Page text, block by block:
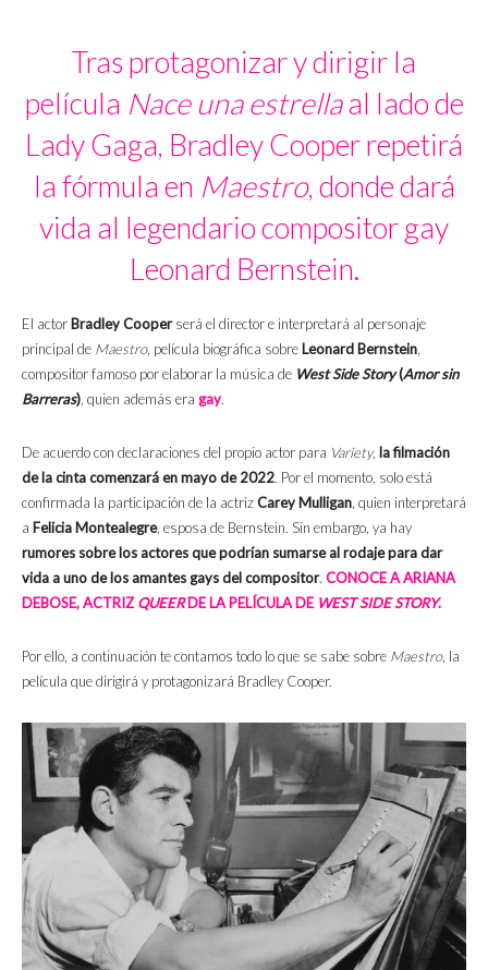
Tras protagonizar y dirigir la
película Nace una estrellaal lado de
Lady Gaga, Bradley Cooper repetirá
la fórmula en Maestro, donde dará
vida al legendario compositor gay
Leonard Bernstein.
El actor Bradley Cooperserá el director e interpretará al personaje
principal de Maestro, película biográfica sobre Leonard Bernstein,
compositor famoso por elaborar la música de West Side Story(Amor sin
Barreras), quien además era gay.
De acuerdo con declaraciones del propio actor para Variety, la filmación
de la cinta comenzará en mayo de 2022. Por el momento, solo está
confirmada la participación de la actrizCarey Mulligan, quien interpretará
a Felicia Montealegre, esposa de Bernstein. Sin embargo, ya hay
rumores sobre los actores que podrían sumarse al rodaje para dar
vida a uno de los amantes gays del compositor. CONOCE A ARIANA
DEBOSE, ACTRIZ QUEERDE LA PELÍCULA DE WEST SIDE STORY.
Por ello, a continuación te contamos todo lo que se sabe sobre Maestro, la
película que dirigirá y protagonizará Bradley Cooper.